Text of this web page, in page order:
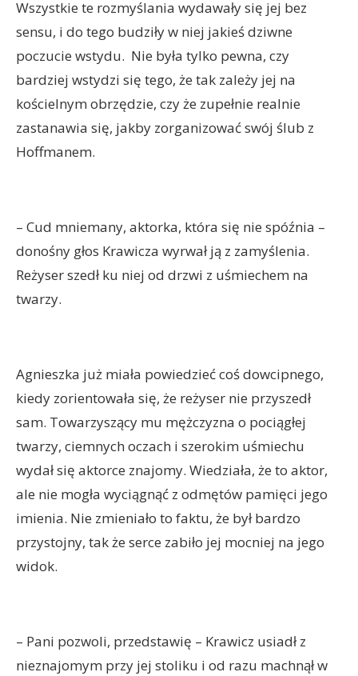
Wszystkie te rozmyślania wydawały się jej bez
sensu, i do tego budziły w niej jakieś dziwne
poczucie wstydu. Nie była tylko pewna, czy
bardziej wstydzi się tego, że tak zależy jej na
kościelnym obrzędzie, czy że zupełnie realnie
zastanawia się, jakby zorganizować swój ślub z
Hoffmanem.
– Cud mniemany, aktorka, która się nie spóźnia –
donośny głos Krawicza wyrwał ją z zamyślenia.
Reżyser szedł ku niej od drzwi z uśmiechem na
twarzy.
Agnieszka już miała powiedzieć coś dowcipnego,
kiedy zorientowała się, że reżyser nie przyszedł
sam. Towarzyszący mu mężczyzna o pociągłej
twarzy, ciemnych oczach i szerokim uśmiechu
wydał się aktorce znajomy. Wiedziała, że to aktor,
ale nie mogła wyciągnąć z odmętów pamięci jego
imienia. Nie zmieniało to faktu, że był bardzo
przystojny, tak że serce zabiło jej mocniej na jego
widok.
– Pani pozwoli, przedstawię – Krawicz usiadł z
nieznajomym przy jej stoliku i od razu machnął w